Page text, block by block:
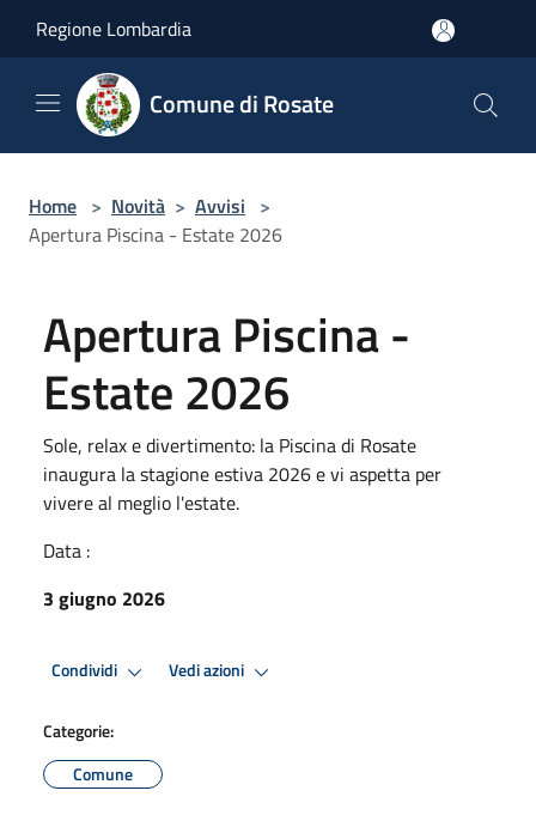
Regione Lombardia
Comune di Rosate
Home > Novità > Avvisi >
Apertura Piscina - Estate 2026
Apertura Piscina -
Estate 2026
Sole, relax e divertimento: la Piscina di Rosate
inaugura la stagione estiva 2026 e vi aspetta per
vivere al meglio l'estate.
Data :
3 giugno 2026
Condividi Vedi azioni
Categorie:
Comune